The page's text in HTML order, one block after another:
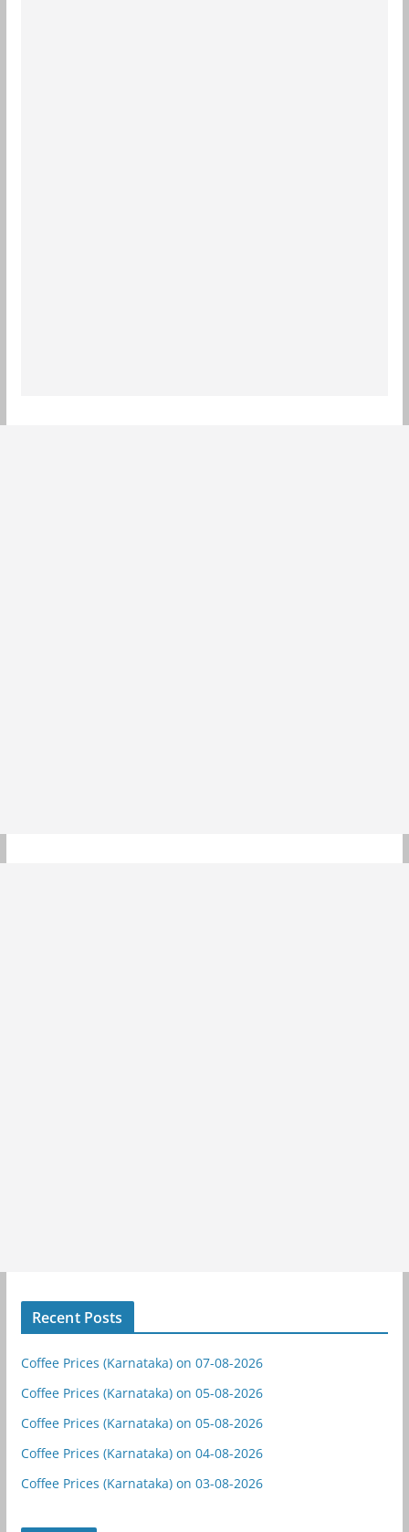
Recent Posts
Coffee Prices (Karnataka) on 07-08-2026
Coffee Prices (Karnataka) on 05-08-2026
Coffee Prices (Karnataka) on 05-08-2026
Coffee Prices (Karnataka) on 04-08-2026
Coffee Prices (Karnataka) on 03-08-2026